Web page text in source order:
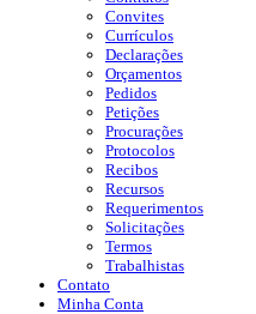
Convites
Currículos
Declarações
Orçamentos
Pedidos
Petições
Procurações
Protocolos
Recibos
Recursos
Requerimentos
Solicitações
Termos
Trabalhistas
Contato
Minha Conta